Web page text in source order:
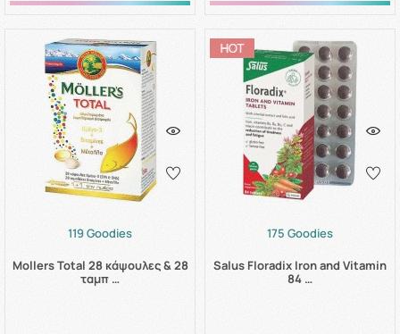
119 Goodies
Mollers Total 28 κάψουλες & 28
ταμπ …
175 Goodies
Salus Floradix Iron and Vitamin
84 …